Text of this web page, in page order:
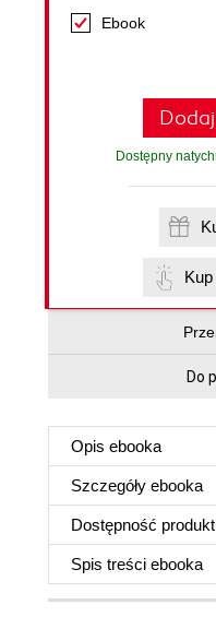
Ebook
Dostępny
Do
Opis ebooka
Szczegóły ebooka
Dostępność
Spis treści ebooka